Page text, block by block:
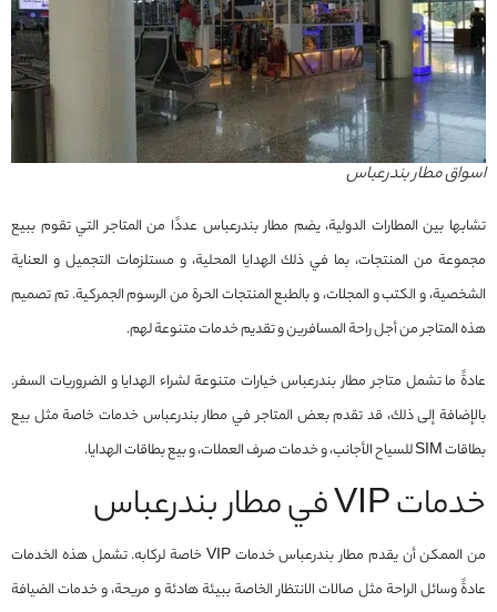
اسواق مطار بندرعباس
تشابها بين المطارات الدولية، يضم مطار بندرعباس عددًا من المتاجر التي تقوم ببيع
مجموعة من المنتجات، بما في ذلك الهدايا المحلية، و مستلزمات التجميل و العناية
الشخصية، و الكتب و المجلات، و بالطبع المنتجات الحرة من الرسوم الجمركية. تم تصميم
هذه المتاجر من أجل راحة المسافرين و تقديم خدمات متنوعة لهم.
عادةً ما تشمل متاجر مطار بندرعباس خيارات متنوعة لشراء الهدايا و الضروريات السفر.
بالإضافة إلى ذلك، قد تقدم بعض المتاجر في مطار بندرعباس خدمات خاصة مثل بيع
بطاقات SIM للسياح الأجانب، و خدمات صرف العملات، و بيع بطاقات الهدايا.
خدمات VIP في مطار بندرعباس
من الممكن أن يقدم مطار بندرعباس خدمات VIP خاصة لركابه. تشمل هذه الخدمات
عادةً وسائل الراحة مثل صالات الانتظار الخاصة ببيئة هادئة و مريحة، و خدمات الضيافة